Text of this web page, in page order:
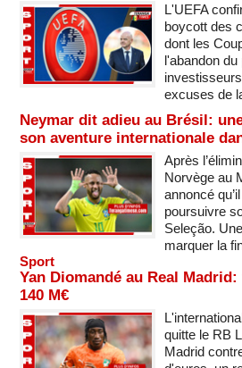
L'UEFA
boycott des
dont les
l'abandon
excuses de
Neymar dit adieu au Brésil:
son aventure internationale
Après
Norvège au
annoncé
poursuivre
Seleção.
marquer la
Sport
Yan Diomandé au Real
140 M€
quitte le RB
Madrid